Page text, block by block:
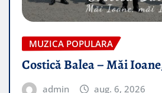
MUZICA POPULARA
Costică Balea – Măi
admin aug. 6, 2026